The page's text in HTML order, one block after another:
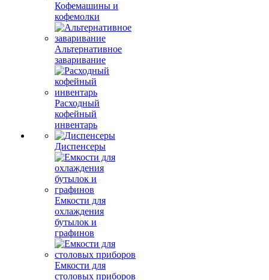
Кофемашины и
кофемолки
Альтернативное
заваривание
Расходный
кофейный
инвентарь
Диспенсеры
Емкости для
охлаждения
бутылок и
графинов
Емкости для
столовых приборов